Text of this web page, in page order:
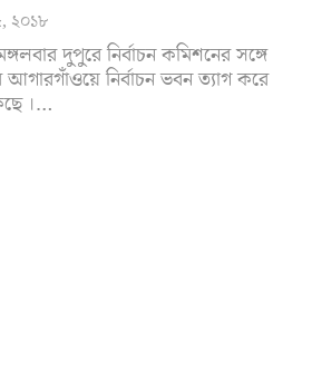
২০১৮
দুপুরে নির্বাচন কমিশনের সঙ্গে
নির্বাচন ভবন ত্যাগ করে
।…